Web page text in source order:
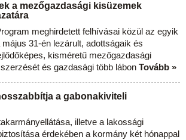
a mezőgazdasági kisüzemek
meghirdetett felhívásai közül az egyik
31-én lezárult, adottságaik és
kisméretű mezőgazdasági
és gazdasági több lábon Tovább »
a gabonakiviteli
illetve a lakossági
érdekében a kormány két hónappal